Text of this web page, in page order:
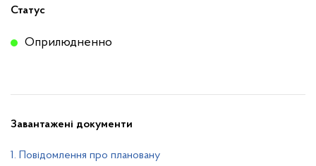
Статус
Оприлюдненно
Завантажені документи
1. Повідомлення про плановану